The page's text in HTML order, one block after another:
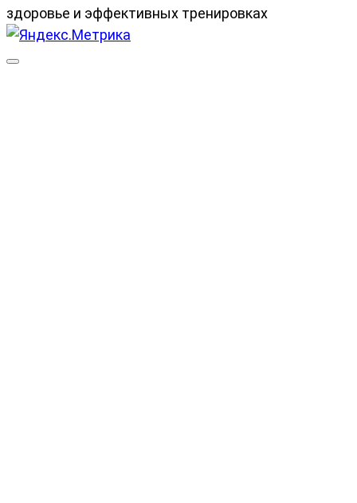
здоровье и эффективных тренировках